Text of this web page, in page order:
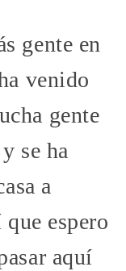
gente en
venido
gente
se ha
a
espero
aquí